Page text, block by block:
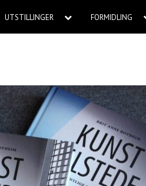
UTSTILLINGER FORMIDLING